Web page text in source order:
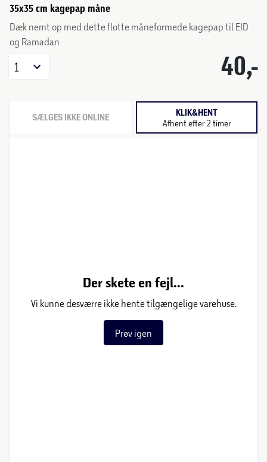
35x35 cm kagepap måne
Dæk nemt op med dette flotte måneformede kagepap til EID
og Ramadan
40,-
1
SÆLGES IKKE ONLINE KLIK&HENT
Afhent efter 2 timer
Der skete en fejl...
Vi kunne desværre ikke hente tilgængelige varehuse.
Prøv igen